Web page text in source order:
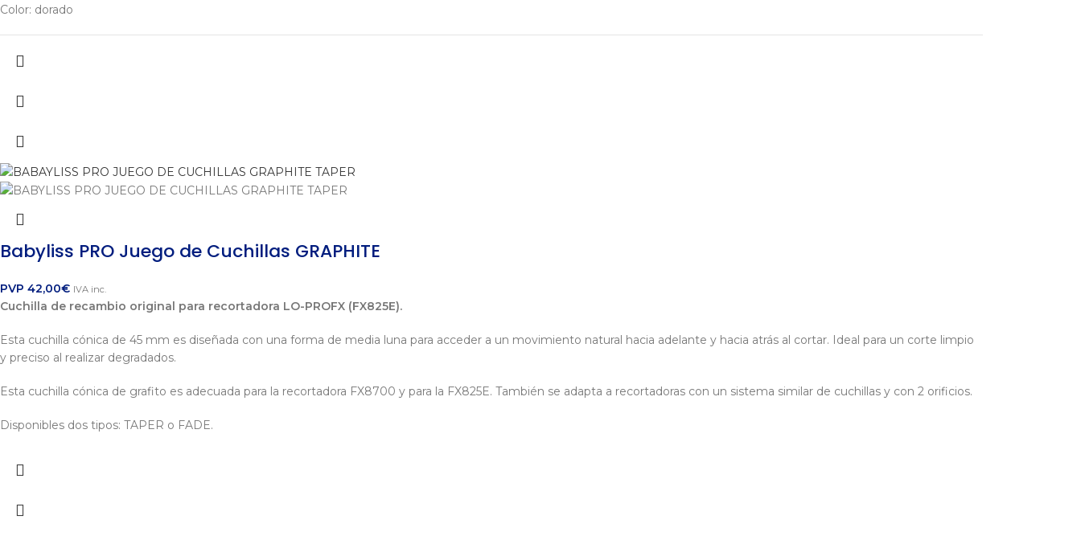
Color: dorado
Babyliss PRO Juego de Cuchillas GRAPHITE
PVP 42,00€ IVA inc.
Cuchilla de recambio original para recortadora LO-PROFX (FX825E).
Esta cuchilla cónica de 45 mm es diseñada con una forma de media luna para acceder a un movimiento natural hacia adelante y hacia atrás al cortar. Ideal para un corte limpio
y preciso al realizar degradados.
Esta cuchilla cónica de grafito es adecuada para la recortadora FX8700 y para la FX825E. También se adapta a recortadoras con un sistema similar de cuchillas y con 2 orificios.
Disponibles dos tipos: TAPER o FADE.